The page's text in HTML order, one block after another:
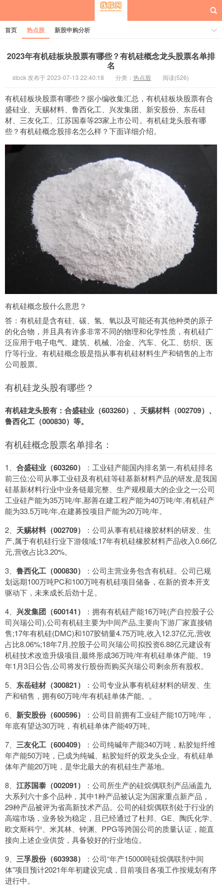
每日概念股
首页 热点股 新股申购分析
2023年有机硅板块股票有哪些？有机硅概念龙头股票名单排
名
stock 发布于 2023-07-13 22:40:18 分类： 热点股 阅读(526)
有机硅板块股票有哪些？据小编收集汇总，有机硅板块股票有合
盛硅业、天赐材料、鲁西化工、兴发集团、新安股份、东岳硅
材、三友化工、江苏国泰等23家上市公司。有机硅龙头股有哪
些？有机硅概念股排名怎么样？下面详细介绍。
有机硅概念股什么意思？
答：有机硅是含有硅、碳、氢、氧以及可能还有其他种类的原子
的化合物，并且具有许多非常不同的物理和化学性质，有机硅广
泛应用于电子电气、建筑、机械、冶金、汽车、化工、纺织、医
疗等行业。有机硅概念股是指从事有机硅材料生产和销售的上市
公司股票。
有机硅龙头股有哪些？
有机硅龙头股有：合盛硅业（603260）、天赐材料（002709）、
鲁西化工（000830）等。
有机硅概念股票名单排名：
1、 合盛硅业（603260）
：工业硅产能国内排名第一,有机硅排名
前三位;公司从事工业硅及有机硅等硅基新材料产品的研发,是我国
硅基新材料行业中业务链最完整、生产规模最大的企业之一;公司
工业硅产能为35万吨/年,鄯善在建工程产能为40万吨/年,有机硅产
能为33.5万吨/年,在建募投项目产能为20万吨/年。
2、 天赐材料（002709）
：公司从事有机硅橡胶材料的研发、生
产,属于有机硅行业下游领域;17年有机硅橡胶材料产品收入0.66亿
元,营收占比3.20%。
3、 鲁西化工（000830）
：公司主营业务包含有机硅。公司已规
划远期100万吨PC和100万吨有机硅项目储备，在新的资本开支
驱动下，未来成长后劲十足。
4、 兴发集团（600141）
：拥有有机硅产能16万吨(产自控股子公
司兴瑞公司),公司有机硅主要为中间产品,主要向下游厂家直接销
售;17年有机硅(DMC)和107胶销量4.75万吨,收入12.37亿元,营收
占比8.06%;18年7月,控股子公司兴瑞公司拟投资6.88亿元建设有
机硅技术改造升级项目,最终形成36万吨/年有机硅单体产能。19
年1月3日公告,公司将发行股份而购买兴瑞公司剩余所有股权。
5、 东岳硅材（300821）
：公司专业从事有机硅材料的研发、生
产和销售，拥有60万吨/年有机硅单体产能。。
6、 新安股份（600596）
：公司目前拥有工业硅产能10万吨/年，
年底有望达30万吨，有机硅单体产能49万吨。
7、 三友化工（600409）
：公司纯碱年产能340万吨，粘胶短纤维
年产能50万吨，已成为纯碱、粘胶短纤的双龙头企业。有机硅单
体年产能20万吨，是华北最大的有机硅生产基地。
8、 江苏国泰（002091）
：公司所生产的硅烷偶联剂产品涵盖九
大系列六十多个品种，其中1种产品被认定为国家重点新产品，
29种产品被评为省高新技术产品。公司的硅烷偶联剂处于行业的
高端市场，业务较为稳定，且已经通过了杜邦、GE、陶氏化学、
欧文斯科宁、米其林、钟渊、PPG等跨国公司的质量认证，能直
接向上述企业供货，具备较好的行业地位。
9、 三孚股份（603938）
：公司“年产15000吨硅烷偶联剂中间
体”项目预计2021年年初建设完成，目前项目各项工作按规划有序
进行中。